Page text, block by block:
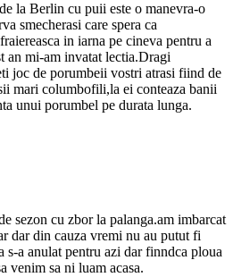
la Berlin cu puii este o manevra-o
smecherasi care spera ca
in iarna pe cineva pentru a
an mi-am invatat lectia.Dragi
joc de porumbeii vostri atrasi fiind de
mari columbofili,la ei conteaza banii
unui porumbel pe durata lunga.
sezon cu zbor la palanga.am imbarcat
dar din cauza vremi nu au putut fi
s-a anulat pentru azi dar finndca ploua
venim sa ni luam acasa.